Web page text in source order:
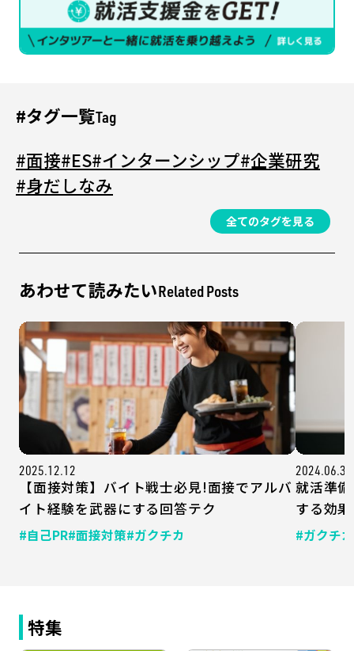
Tag
#タグ一覧
#面接#ES#インターンシップ#企業研究
#身だしなみ
全てのタグを見る
Related Posts
あわせて読みたい
2025.12.12
【面接対策】バイト戦士必見!面接でアルバ
イト経験を武器にする回答テク
#自己PR#面接対策#ガクチカ
2024.06.30
就活準
する効
#ガクチカ
特集